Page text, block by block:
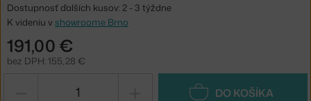
Dostupnosť ďalších kusov: 2 - 3 týždne
K videniu v showroome Brno
191,00 €
bez DPH: 155,28 €
DO KOŠÍKA